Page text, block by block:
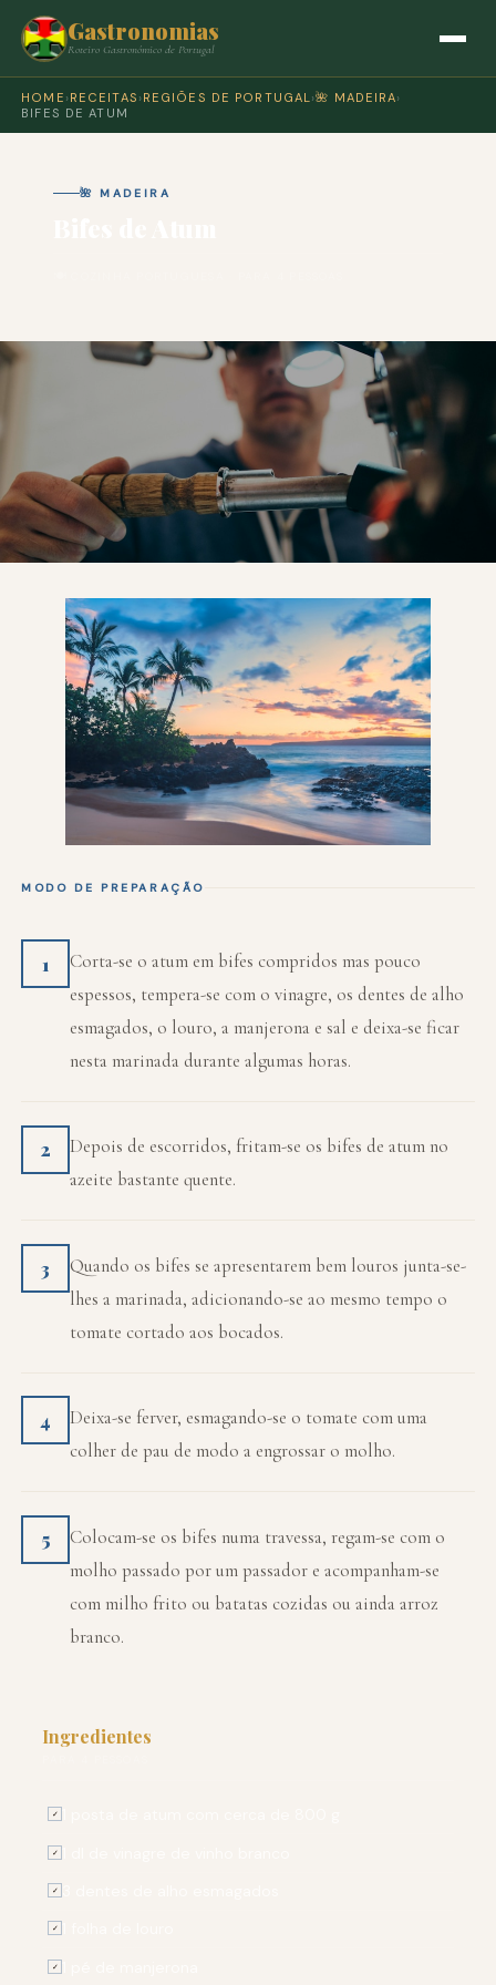
Gastronomias
Roteiro Gastronómico de Portugal
HOME › RECEITAS › REGIÕES DE PORTUGAL›🌺 MADEIRA›
BIFES DE ATUM
🌺 MADEIRA
MODO DE PREPARAÇÃO
1
Corta-se o atum em bifes compridos mas pouco
espessos, tempera-se com o vinagre, os dentes de alho
esmagados, o louro, a manjerona e sal e deixa-se ficar
nesta marinada durante algumas horas.
2
Depois de escorridos, fritam-se os bifes de atum no
azeite bastante quente.
3
Quando os bifes se apresentarem bem louros junta-se-
lhes a marinada, adicionando-se ao mesmo tempo o
tomate cortado aos bocados.
4
Deixa-se ferver, esmagando-se o tomate com uma
colher de pau de modo a engrossar o molho.
5
Colocam-se os bifes numa travessa, regam-se com o
molho passado por um passador e acompanham-se
com milho frito ou batatas cozidas ou ainda arroz
branco.
Ingredientes
✓
✓
✓
✓
✓